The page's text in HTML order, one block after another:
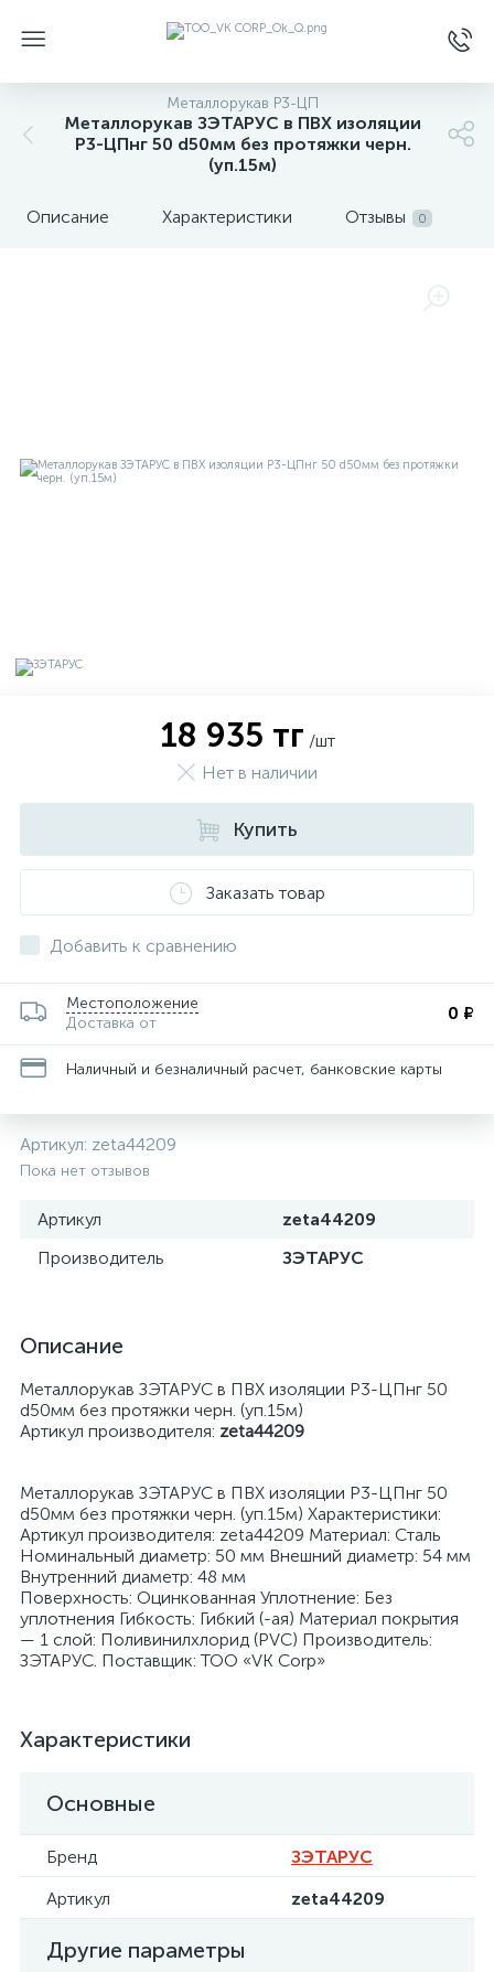
Металлорукав Р3-ЦП
Металлорукав ЗЭТАРУС в ПВХ изоляции
Р3-ЦПнг 50 d50мм без протяжки черн.
(уп.15м)
Описание Характеристики Отзывы 0
18 935 тг /шт
Нет в наличии
Купить
Заказать товар
Добавить к сравнению
Местоположение
Доставка от
0 ₽
Наличный и безналичный расчет, банковские карты
Артикул: zeta44209
Пока нет отзывов
Артикул
zeta44209
Производитель
ЗЭТАРУС
Описание
Металлорукав ЗЭТАРУС в ПВХ изоляции Р3-ЦПнг 50
d50мм без протяжки черн. (уп.15м)
Артикул производителя: zeta44209
Металлорукав ЗЭТАРУС в ПВХ изоляции Р3-ЦПнг 50
d50мм без протяжки черн. (уп.15м) Характеристики:
Артикул производителя: zeta44209 Материал: Сталь
Номинальный диаметр: 50 мм Внешний диаметр: 54 мм
Внутренний диаметр: 48 мм
Поверхность: Оцинкованная Уплотнение: Без
уплотнения Гибкость: Гибкий (-ая) Материал покрытия
— 1 слой: Поливинилхлорид (PVC) Производитель:
ЗЭТАРУС. Поставщик: ТОО «VK Corp»
Характеристики
Основные
Бренд
ЗЭТАРУС
Артикул
zeta44209
Другие параметры